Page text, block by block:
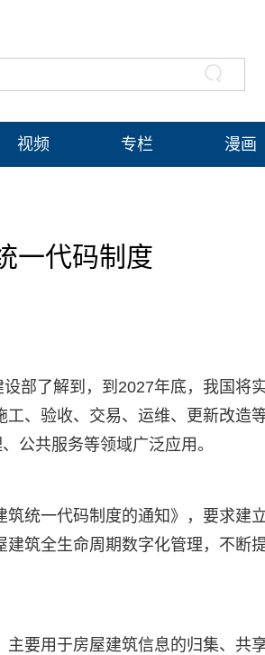
视频 专栏 漫画
一代码制度
部了解到，到2027年底，我国将
、验收、交易、运维、更新改造
公共服务等领域广泛应用。
统一代码制度的通知》，要求建
筑全生命周期数字化管理，不断
要用于房屋建筑信息的归集、共